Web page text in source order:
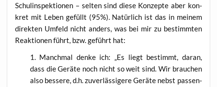
Schul­in­spek­tio­nen – sel­ten sind die­se Kon­zep­te aber kon­
kret mit Leben gefüllt (95%). Natür­lich ist das in mei­nem
direk­ten Umfeld nicht anders, was bei mir zu bestimm­ten
Reak­tio­nen führt, bzw. geführt hat:
Manch­mal den­ke ich: „Es liegt bestimmt, dar­an,
dass die Gerä­te noch nicht so weit sind. Wir brau­chen
also bes­se­re, d.h. zuver­läs­si­ge­re Gerä­te nebst pas­sen­